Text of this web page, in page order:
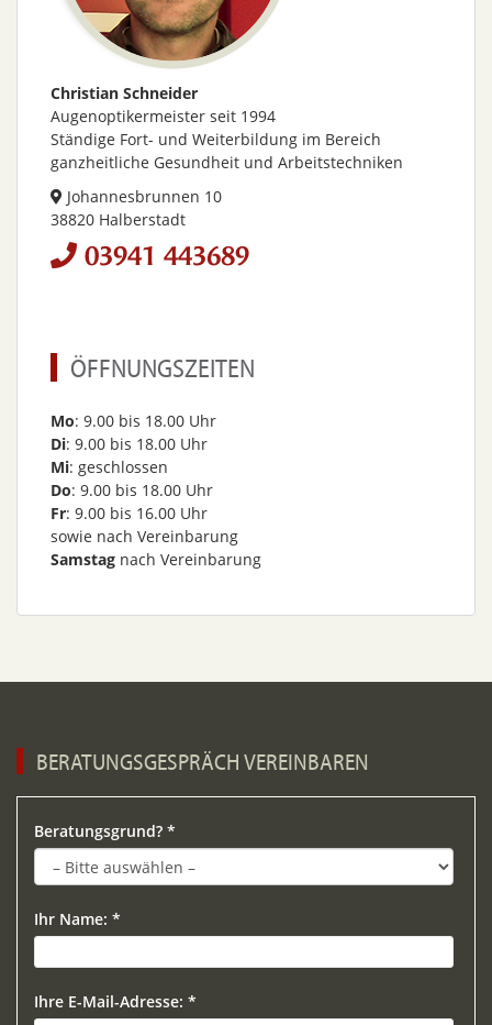
Christian Schneider
Augenoptikermeister seit 1994
Ständige Fort- und Weiterbildung im Bereich
ganzheitliche Gesundheit und Arbeitstechniken
Johannesbrunnen 10
38820 Halberstadt
03941 443689
ÖFFNUNGSZEITEN
Mo: 9.00 bis 18.00 Uhr
Di: 9.00 bis 18.00 Uhr
Mi: geschlossen
Do: 9.00 bis 18.00 Uhr
Fr: 9.00 bis 16.00 Uhr
sowie nach Vereinbarung
Samstag nach Vereinbarung
BERATUNGSGESPRÄCH VEREINBAREN
Beratungsgrund? *
Ihr Name: *
Ihre E-Mail-Adresse: *